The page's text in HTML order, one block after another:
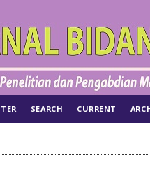
SEARCH CURRENT